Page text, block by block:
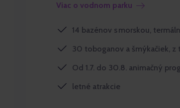
Viac o vodnom parku
14 bazénov s morskou,
30 toboganov a šmýkačiek,
Od 1.7. do 30.8. animačný
letné atrakcie